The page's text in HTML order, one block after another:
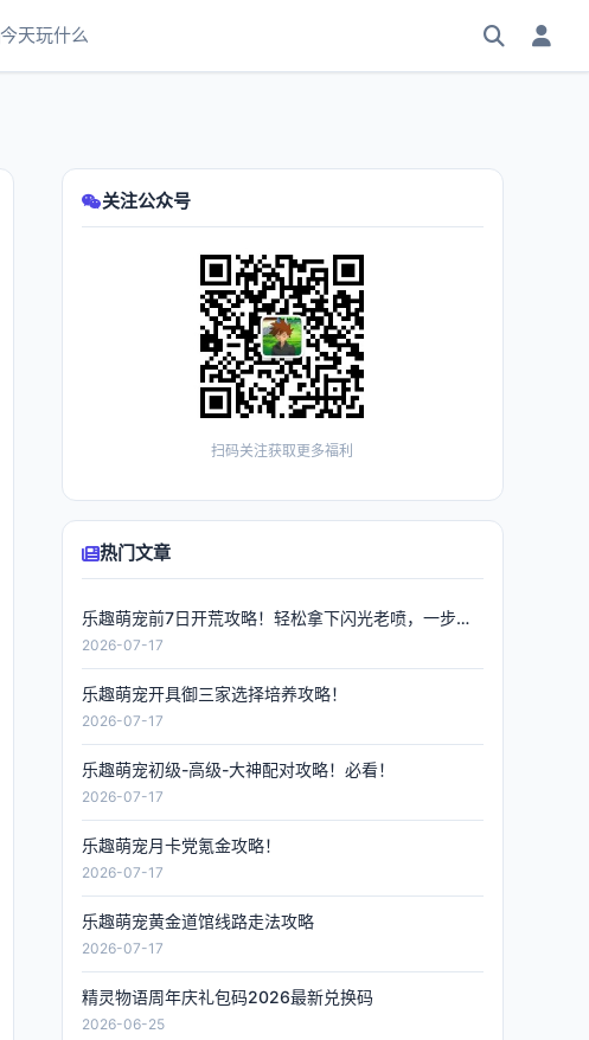
今天玩什么
关注公众号
扫码关注获取更多福利
热门文章
乐趣萌宠前7日开荒攻略！轻松拿下闪光老喷，一步到位
2026-07-17
乐趣萌宠开具御三家选择培养攻略！
2026-07-17
乐趣萌宠初级-高级-大神配对攻略！必看！
2026-07-17
乐趣萌宠月卡党氪金攻略！
2026-07-17
乐趣萌宠黄金道馆线路走法攻略
2026-07-17
精灵物语周年庆礼包码2026最新兑换码
2026-06-25